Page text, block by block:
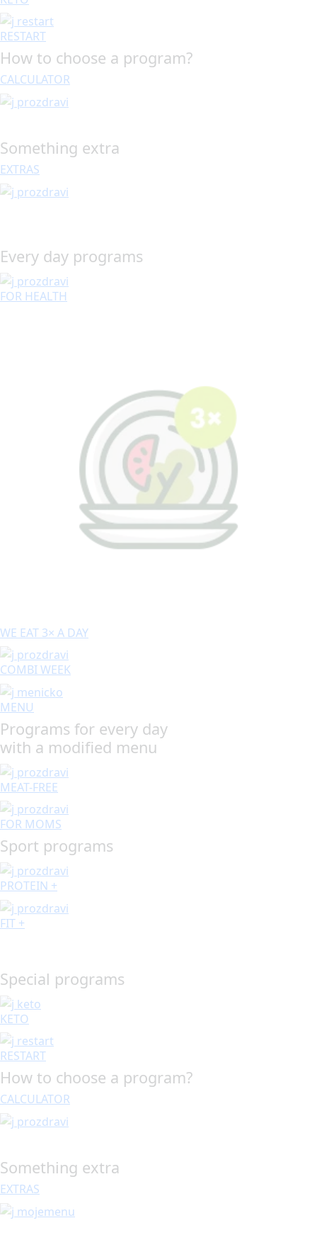
RESTART
How to choose a program?
CALCULATOR
Something extra
EXTRAS
Every day programs
FOR HEALTH
WE EAT 3× A DAY
COMBI WEEK
MENU
Programs for every day
with a modified menu
MEAT-FREE
FOR MOMS
Sport programs
PROTEIN +
FIT +
Special programs
KETO
RESTART
How to choose a program?
CALCULATOR
Something extra
EXTRAS